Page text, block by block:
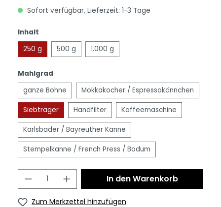
Sofort verfügbar, Lieferzeit: 1-3 Tage
Inhalt
250 g
500 g 1.000 g
Mahlgrad
ganze Bohne
Mokkakocher / Espressokännchen
Siebträger Handfilter Kaffeemaschine
Karlsbader / Bayreuther Kanne
Stempelkanne / French Press / Bodum
In den Warenkorb
Zum Merkzettel hinzufügen